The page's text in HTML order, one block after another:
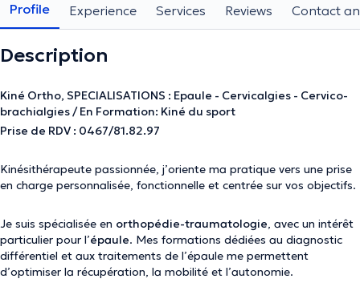
Profile Experience Services Reviews Contact
Description
Kiné Ortho, SPECIALISATIONS : Epaule - Cervicalgies - Cervico-
brachialgies / En Formation: Kiné du sport
Prise de RDV : 0467/81.82.97
Kinésithérapeute passionnée, j’oriente ma pratique vers une prise
en charge personnalisée, fonctionnelle et centrée sur vos objectifs.
Je suis spécialisée en orthopédie-traumatologie, avec un intérêt
particulier pour l’épaule. Mes formations dédiées au diagnostic
différentiel et aux traitements de l’épaule me permettent
d’optimiser la récupération, la mobilité et l’autonomie.